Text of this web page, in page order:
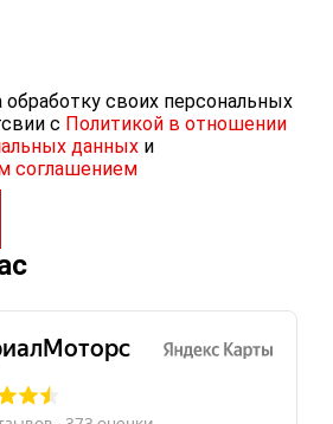
своих персональных
с Политикой в отношении
данных и
соглашением